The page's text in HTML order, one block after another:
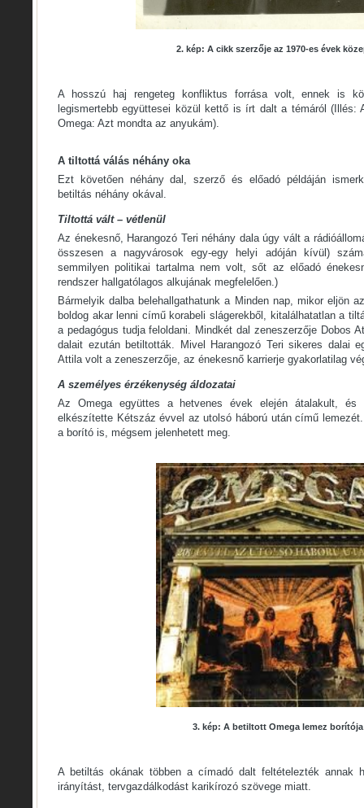
2. kép: A cikk szerzője az 1970-es évek
A hosszú haj rengeteg konfliktus forrása volt, ennek is
legismertebb együttesei közül kettő is írt dalt a témáról
Omega: Azt mondta az anyukám).
A tiltottá válás néhány oka
Ezt követően néhány dal, szerző és előadó példáján
betiltás néhány okával.
Tiltottá vált – vétlenül
Az énekesnő, Harangozó Teri néhány dala úgy vált a
összesen a nagyvárosok egy-egy helyi adóján kívül)
semmilyen politikai tartalma nem volt, sőt az előadó
rendszer hallgatólagos alkujának megfelelően.)
Bármelyik dalba belehallgathatunk a Minden nap, mikor eljön
boldog akar lenni című korabeli slágerekből, kitalálhatatlan a
a pedagógus tudja feloldani. Mindkét dal zeneszerzője Dobos
dalait ezután betiltották. Mivel Harangozó Teri sikeres dalai
Attila volt a zeneszerzője, az énekesnő karrierje gyakorlatilag
A személyes érzékenység áldozatai
Az Omega együttes a hetvenes évek elején átalakult, és
elkészítette Kétszáz évvel az utolsó háború után című
a borító is, mégsem jelenhetett meg.
3. kép: A betiltott Omega lemez borítója
A betiltás okának többen a címadó dalt feltételezték annak
irányítást, tervgazdálkodást karikírozó szövege miatt.